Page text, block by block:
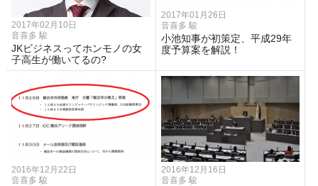
2017年02月10日
音喜多 駿
JKビジネスってホンモノの女
子高生が働いてるの?
2017年01月26日
音喜多 駿
小池知事が初策定、平成29年
度予算案を解説！
2016年12月22日
音喜多 駿
2016年12月16日
音喜多 駿